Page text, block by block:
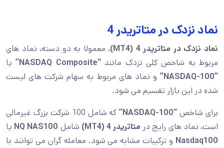
نماد نزدک در متاتریدر 4
نماد نزدک در متاتریدر 4 (MT4)
، معمولا به دو دسته، نماد های
مربوط به شاخص کلی نزدک مانند“NASDAQ Composite”
یا
“NASDAQ-100”
و نماد های مربوط به سهام شرکت های لیست
شده در این بازار تقسیم می شود.
برای شاخص “NASDAQ-100”
که شامل 100 شرکت بزرگ غیرمالی
است، نماد های رایج در متاتریدر 4 (MT4) شامل NQ NAS100
یا
Nasdaq100 و ترکیبات مشابه می شود. معامله گران می توانند با